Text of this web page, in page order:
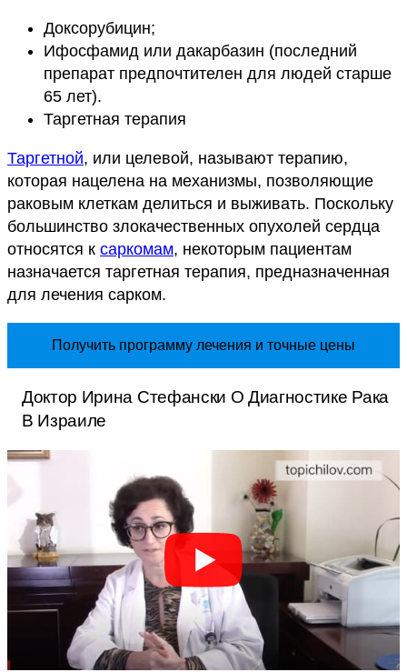
Доксорубицин;
Ифосфамид или дакарбазин (последний
препарат предпочтителен для людей старше
65 лет).
Таргетная терапия
Таргетной, или целевой, называют терапию,
которая нацелена на механизмы, позволяющие
раковым клеткам делиться и выживать. Поскольку
большинство злокачественных опухолей сердца
относятся к саркомам, некоторым пациентам
назначается таргетная терапия, предназначенная
для лечения сарком.
Получить программу лечения и точные цены
Доктор Ирина Стефански О Диагностике Рака
В Израиле